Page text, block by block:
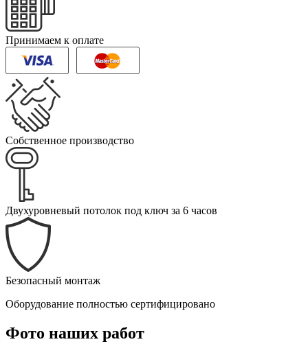
Принимаем к оплате
Собственное производство
Двухуровневый потолок под ключ за 6 часов
Безопасный монтаж
Оборудование полностью сертифицировано
Фото наших работ